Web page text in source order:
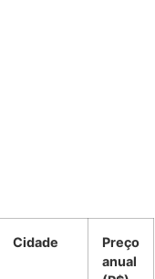
Cidade
Preço
anual